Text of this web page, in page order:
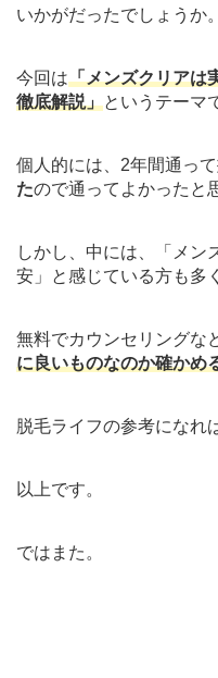
いかがだったでしょうか。
今回は「メンズクリアは
徹底解説」というテーマ
個人的には、2年間通って
たので通ってよかったと
しかし、中には、「メン
安」と感じている方も多
無料でカウンセリングな
に良いものなのか確かめ
脱毛ライフの参考になれ
以上です。
ではまた。